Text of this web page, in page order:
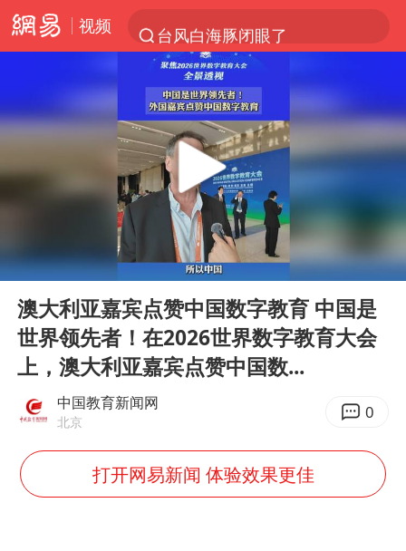
视频
台风白海豚闭眼了
香港宏福苑火灾或由烟头引起
浙江台州《告全体市民书》
四川宜宾3.4级地震
网约车司机充电时猝死保险拒赔
陕西柞水泥石流已致2死 仍有1人失联
泰国初中生饮弹自尽前开了26枪
多所高校取消艺考
伊斯兰版北约来了吗
22岁女生独闯南太行失联12天
Play
00:00 00:29
澳大利亚嘉宾点赞中国数字教育 中国是
世界领先者！在2026世界数字教育大会
上，澳大利亚嘉宾点赞中国数...
中国教育新闻网
北京 0
打开网易新闻 体验效果更佳